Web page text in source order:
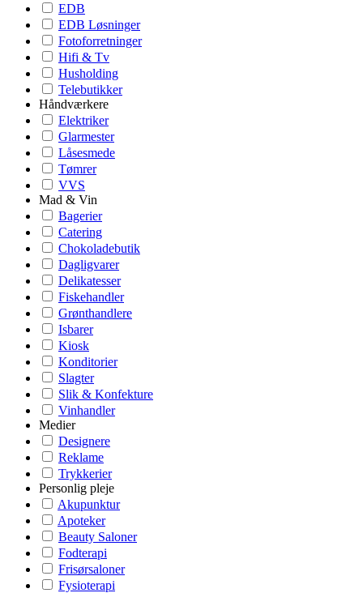
EDB
EDB Løsninger
Fotoforretninger
Hifi & Tv
Husholding
Telebutikker
Håndværkere
Elektriker
Glarmester
Låsesmede
Tømrer
VVS
Mad & Vin
Bagerier
Catering
Chokoladebutik
Dagligvarer
Delikatesser
Fiskehandler
Grønthandlere
Isbarer
Kiosk
Konditorier
Slagter
Slik & Konfekture
Vinhandler
Medier
Designere
Reklame
Trykkerier
Personlig pleje
Akupunktur
Apoteker
Beauty Saloner
Fodterapi
Frisørsaloner
Fysioterapi